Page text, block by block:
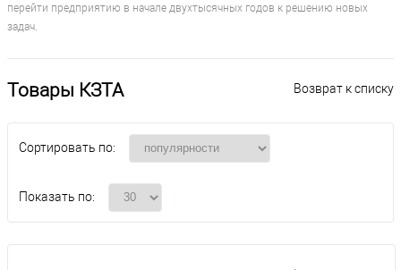
перейти предприятию в начале двухтысячных годов к решению новых
задач.
Возврат к списку
Товары КЗТА
Сортировать по:
Показать по: